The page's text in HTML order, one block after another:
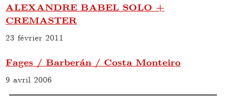
ALEXANDRE BABEL SOLO +
CREMASTER
23 février 2011
Fages / Barberán / Costa Monteiro
9 avril 2006